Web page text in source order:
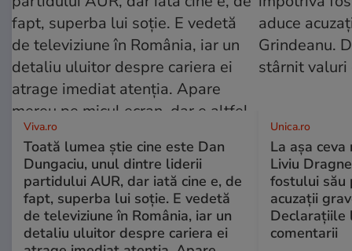
Viva.ro
Toată lumea știe cine este Dan
Dungaciu, unul dintre liderii
partidului AUR, dar iată cine e, de
fapt, superba lui soție. E vedetă
de televiziune în România, iar un
detaliu uluitor despre cariera ei
Unica.ro
La așa
Liviu
fostului său
acuzații
Declarațiile
comentarii